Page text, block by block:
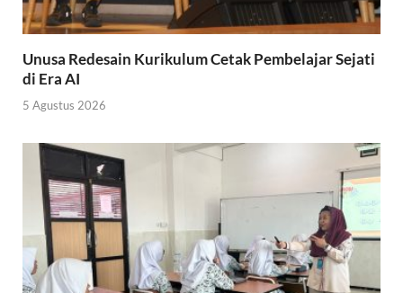
Unusa Redesain Kurikulum Cetak Pembelajar Sejati
di Era AI
5 Agustus 2026